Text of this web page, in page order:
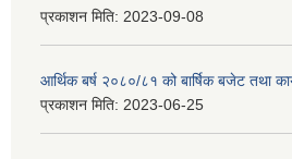
प्रकाशन मिति: 2023-09-08
आर्थिक बर्ष २०८०/८१ को बार्षिक बजेट तथा
प्रकाशन मिति: 2023-06-25